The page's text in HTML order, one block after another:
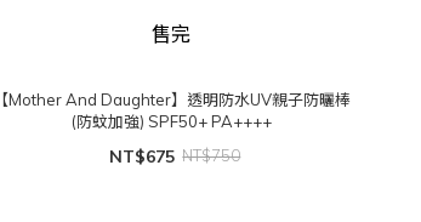
售完
【Mother And Daughter】透明防水UV親子防曬棒
(防蚊加強) SPF50+ PA++++
NT$675 NT$750